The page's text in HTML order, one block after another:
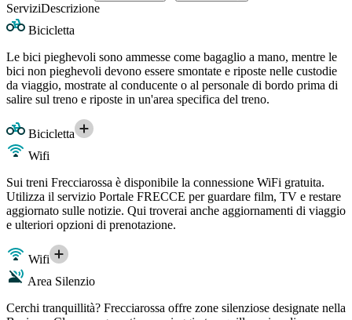
ServiziDescrizione
Bicicletta
Le bici pieghevoli sono ammesse come bagaglio a mano, mentre le
bici non pieghevoli devono essere smontate e riposte nelle custodie
da viaggio, mostrate al conducente o al personale di bordo prima di
salire sul treno e riposte in un'area specifica del treno.
Bicicletta
Wifi
Sui treni Frecciarossa è disponibile la connessione WiFi gratuita.
Utilizza il servizio Portale FRECCE per guardare film, TV e restare
aggiornato sulle notizie. Qui troverai anche aggiornamenti di viaggio
e ulteriori opzioni di prenotazione.
Wifi
Area Silenzio
Cerchi tranquillità? Frecciarossa offre zone silenziose designate nella